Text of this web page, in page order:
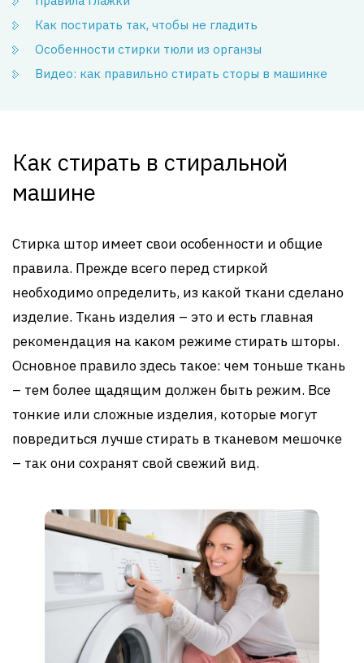
Как постирать так, чтобы не гладить
Особенности стирки тюли из органзы
Видео: как правильно стирать сторы в машинке
Как стирать в стиральной
машине
Стирка штор имеет свои особенности и общие
правила. Прежде всего перед стиркой
необходимо определить, из какой ткани сделано
изделие. Ткань изделия – это и есть главная
рекомендация на каком режиме стирать шторы.
Основное правило здесь такое: чем тоньше ткань
– тем более щадящим должен быть режим. Все
тонкие или сложные изделия, которые могут
повредиться лучше стирать в тканевом мешочке
– так они сохранят свой свежий вид.